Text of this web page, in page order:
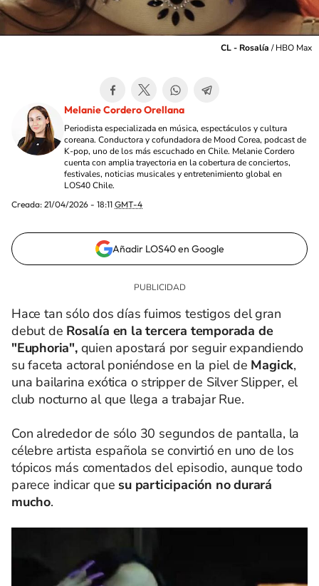
CL - Rosalía /HBO Max
Melanie Cordero Orellana
Periodista especializada en música, espectáculos y cultura
coreana. Conductora y cofundadora de Mood Corea, podcast de
K-pop, uno de los más escuchado en Chile. Melanie Cordero
cuenta con amplia trayectoria en la cobertura de conciertos,
festivales, noticias musicales y entretenimiento global en
LOS40 Chile.
Creada: 21/04/2026 - 18:11 GMT-4
Añadir LOS40 en Google
Hace tan sólo dos días fuimos testigos del gran
debut de Rosalía en la tercera temporada de
"Euphoria", quien apostará por seguir expandiendo
su faceta actoral poniéndose en la piel de Magick,
una bailarina exótica o stripper de Silver Slipper, el
club nocturno al que llega a trabajar Rue.
Con alrededor de sólo 30 segundos de pantalla, la
célebre artista española se convirtió en uno de los
tópicos más comentados del episodio, aunque todo
parece indicar que su participación no durará
mucho.